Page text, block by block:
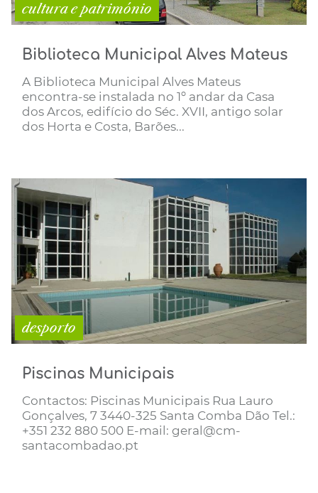
cultura e património
Biblioteca Municipal Alves Mateus
A Biblioteca Municipal Alves Mateus
encontra-se instalada no 1º andar da Casa
dos Arcos, edifício do Séc. XVII, antigo solar
dos Horta e Costa, Barões...
desporto
Piscinas Municipais
Contactos: Piscinas Municipais Rua Lauro
Gonçalves, 7 3440-325 Santa Comba Dão Tel.:
+351 232 880 500 E-mail: geral@cm-
santacombadao.pt